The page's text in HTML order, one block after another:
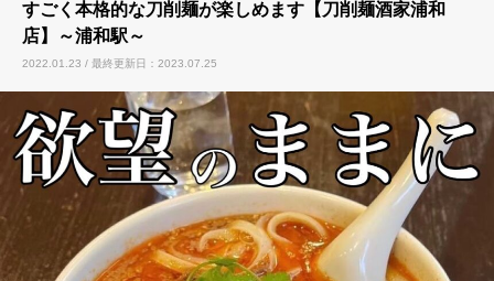
すごく本格的な刀削麺が楽しめます【刀削麺酒家浦和
店】～浦和駅～
2022.01.23 / 最終更新日：2023.07.25